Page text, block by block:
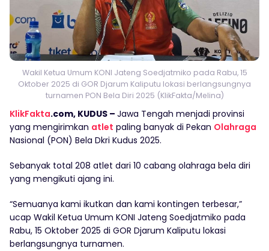
Wakil Ketua Umum KONI Jateng Soedjatmiko pada Rabu, 15
Oktober 2025 di GOR Djarum Kaliputu lokasi berlangsungnya
turnamen PON Bela Diri 2025 (KlikFakta/Melina)
KlikFakta.com, KUDUS – Jawa Tengah menjadi provinsi
yang mengirimkan atlet paling banyak di Pekan Olahraga
Nasional (PON) Bela Dkri Kudus 2025.
Sebanyak total 208 atlet dari 10 cabang olahraga bela diri
yang mengikuti ajang ini.
“Semuanya kami ikutkan dan kami kontingen terbesar,”
ucap Wakil Ketua Umum KONI Jateng Soedjatmiko pada
Rabu, 15 Oktober 2025 di GOR Djarum Kaliputu lokasi
berlangsungnya turnamen.